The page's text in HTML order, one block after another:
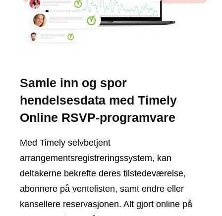
Samle inn og spor
hendelsesdata med Timely
Online RSVP-programvare
Med Timely selvbetjent
arrangementsregistreringssystem, kan
deltakerne bekrefte deres tilstedeværelse,
abonnere på ventelisten, samt endre eller
kansellere reservasjonen. Alt gjort online på